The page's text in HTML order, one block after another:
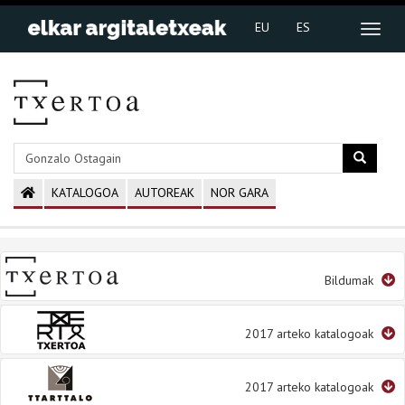
EU ES
KATALOGOA AUTOREAK NOR GARA
Bildumak
2017 arteko katalogoak
2017 arteko katalogoak